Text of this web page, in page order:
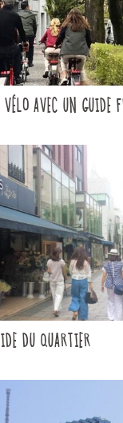
AVEC UN GUIDE
DU QUARTIER